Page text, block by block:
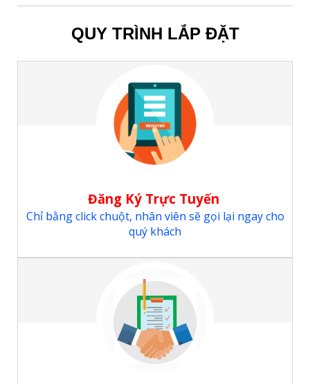
QUY TRÌNH LẮP ĐẶT
Đăng Ký Trực Tuyến
Chỉ bằng click chuột, nhân viên sẽ gọi lại ngay cho
quý khách